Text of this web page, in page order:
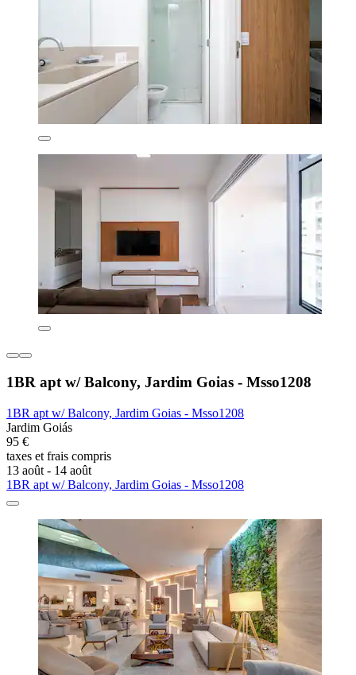
1BR apt w/ Balcony, Jardim Goias - Msso1208
1BR apt w/ Balcony, Jardim Goias - Msso1208
Jardim Goiás
95 €
taxes et frais compris
13 août - 14 août
1BR apt w/ Balcony, Jardim Goias - Msso1208